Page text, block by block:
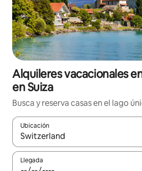
Alquileres vacacionales
en Suiza
Busca y reserva casas en el lago
Ubicación
Cuando los resultados estén
Llegada